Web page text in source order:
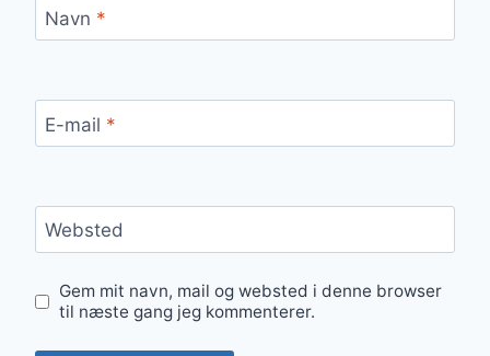
Navn *
E-mail *
Websted
Gem mit navn, mail og websted i denne browser
til næste gang jeg kommenterer.